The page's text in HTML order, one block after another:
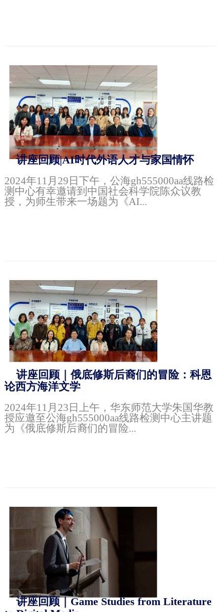
讲座回顾|AI时代外语人才与家国情怀
2024年11月29日下午，公海gh555000aa线路检
测中心有幸邀请到中国社会科学院陈众议教
授，为师生带来一场题为《AI...
讲座回顾｜俄底修斯后裔们的冒险：科恩
论西方海洋文学
2024年11月23日上午，华东师范大学朱国华教
授应邀至公海gh555000aa线路检测中心主讲题
为《俄底修斯后裔们的冒险...
讲座回顾｜Game Studies from Literature